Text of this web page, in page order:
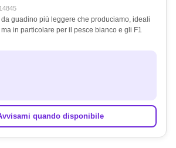
guadino più leggere che produciamo, ideali
in particolare per il pesce bianco e gli F1
quando disponibile